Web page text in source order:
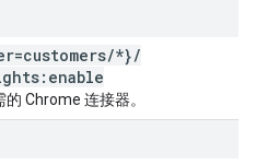
/*}/
Chrome 连接器。